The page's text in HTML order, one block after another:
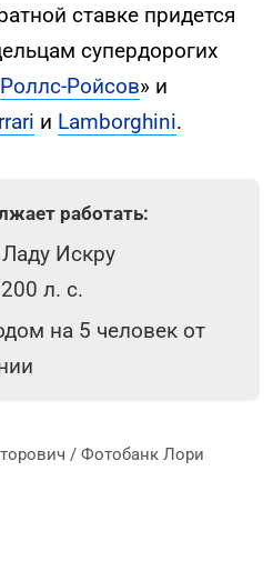
ставке придется
супердорогих
Роллс-Ройсов» и
и Lamborghini.
работать:
Искру
л. с.
на 5 человек от
/ Фотобанк Лори